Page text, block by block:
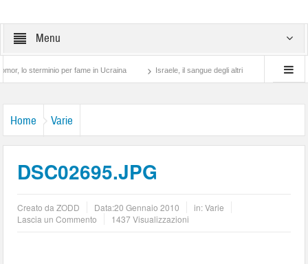
Menu
per fame in Ucraina Israele, il sangue degli altri Lotta di classe… tra
Home Varie
DSC02695.JPG
Creato daZODD Data:20 Gennaio 2010 in:Varie
Lascia un Commento
1437 Visualizzazioni